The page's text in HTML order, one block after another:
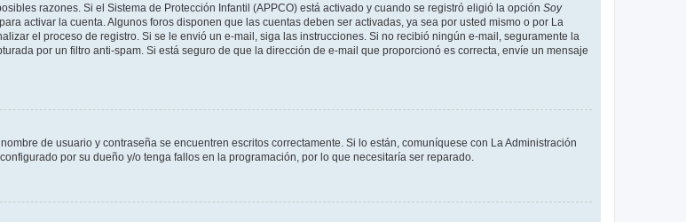
razones. Si el Sistema de Protección Infantil (APPCO) está activado y cuando se registró eligió la opción Soy
activar la cuenta. Algunos foros disponen que las cuentas deben ser activadas, ya sea por usted mismo o por La
el proceso de registro. Si se le envió un e-mail, siga las instrucciones. Si no recibió ningún e-mail, seguramente la
por un filtro anti-spam. Si está seguro de que la dirección de e-mail que proporcionó es correcta, envíe un mensaje
de usuario y contraseña se encuentren escritos correctamente. Si lo están, comuníquese con La Administración
por su dueño y/o tenga fallos en la programación, por lo que necesitaría ser reparado.